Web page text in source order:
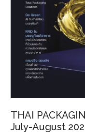
THAI
July-August